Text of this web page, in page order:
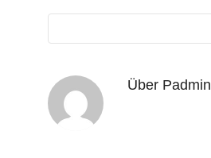
Über Padmin